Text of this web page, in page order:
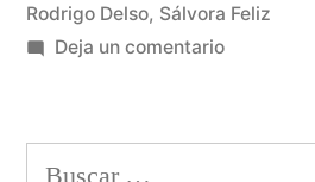
Rodrigo Delso, Sálvora Feliz
Deja un comentarioen
|
Buscar: